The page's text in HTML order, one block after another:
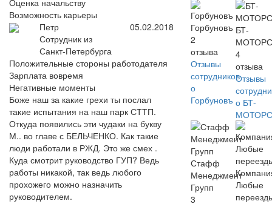
Оценка начальству
Возможность карьеры
Петр
Сотрудник из
Санкт-Петербурга
05.02.2018
Положительные стороны работодателя
Зарплата вовремя
Негативные моменты
Боже наш за какие грехи ты послал
такие испытания на наш парк СТТП.
Откуда появились эти чудаки на букву
М.. во главе с БЕЛЬЧЕНКО. Как такие
люди работали в РЖД. Это же смех .
Куда смотрит руководство ГУП? Ведь
работы никакой, так ведь любого
прохожего можно назначить
руководителем.
Горбуновъ
2
отзыва
Отзывы
сотрудников
о
Горбуновъ
БТ-
4
отзыва
Отзывы
о БТ-
Стафф
Менеджмент
Групп
3
Любые